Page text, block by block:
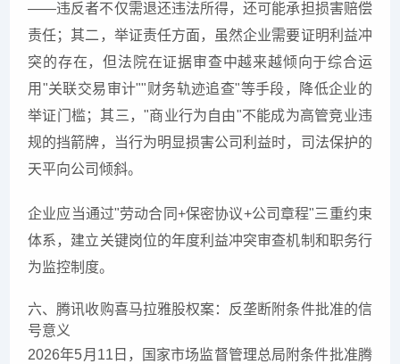
——违反者不仅需退还违法所得，还可能承担损害赔偿
责任；其二，举证责任方面，虽然企业需要证明利益冲
突的存在，但法院在证据审查中越来越倾向于综合运
用"关联交易审计""财务轨迹追查"等手段，降低企业的
举证门槛；其三，"商业行为自由"不能成为高管竞业违
规的挡箭牌，当行为明显损害公司利益时，司法保护的
天平向公司倾斜。
企业应当通过"劳动合同+保密协议+公司章程"三重约束
体系，建立关键岗位的年度利益冲突审查机制和职务行
为监控制度。
六、腾讯收购喜马拉雅股权案：反垄断附条件批准的信
号意义
2026年5月11日，国家市场监督管理总局附条件批准腾